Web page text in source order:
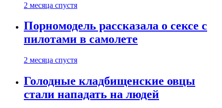
2 месяца спустя
Порномодель рассказала о сексе с
пилотами в самолете
2 месяца спустя
Голодные кладбищенские овцы
стали нападать на людей